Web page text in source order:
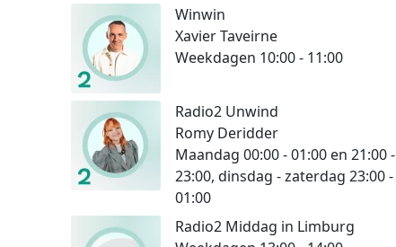
Winwin
Xavier Taveirne
Weekdagen 10:00 - 11:00
Radio2 Unwind
Romy Deridder
Maandag 00:00 - 01:00 en 21:00 -
23:00, dinsdag - zaterdag 23:00 -
01:00
Radio2 Middag in Limburg